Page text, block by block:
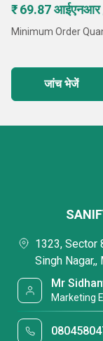
₹ 69.87
Minimum Order
जांच भेजें
1323, Sector
Singh
Mr
Marketing